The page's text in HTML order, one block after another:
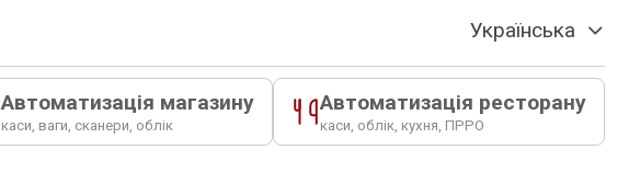
Українська
Автоматизація магазину
каси, ваги, сканери, облік
Автоматизація ресторану
каси, облік, кухня, ПРРО